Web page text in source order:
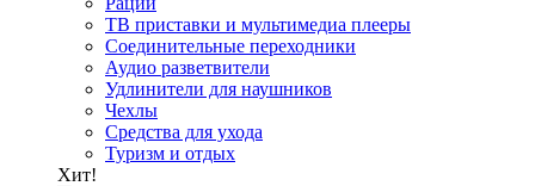
ТВ приставки и мультимедиа плееры
Соединительные переходники
Аудио разветвители
Удлинители для наушников
Чехлы
Средства для ухода
Туризм и отдых
Хит!